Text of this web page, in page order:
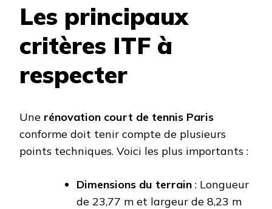
Les principaux
critères ITF à
respecter
Une rénovation court de tennis Paris
conforme doit tenir compte de plusieurs
points techniques. Voici les plus importants :
Dimensions du terrain : Longueur
de 23,77 m et largeur de 8,23 m